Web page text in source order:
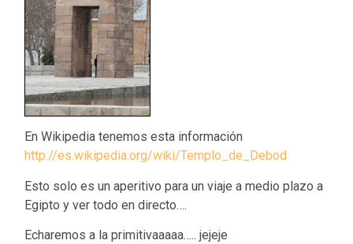
En Wikipedia tenemos esta información
http://es.wikipedia.org/wiki/Templo_de_Debod
Esto solo es un aperitivo para un viaje a medio plazo a
Egipto y ver todo en directo….
Echaremos a la primitivaaaaa….. jejeje